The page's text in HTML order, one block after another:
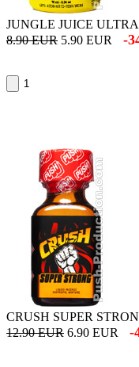
JUNGLE JUICE
8.90 EUR 5.90 EUR -
CRUSH SUPER
12.90 EUR 6.90 EUR -